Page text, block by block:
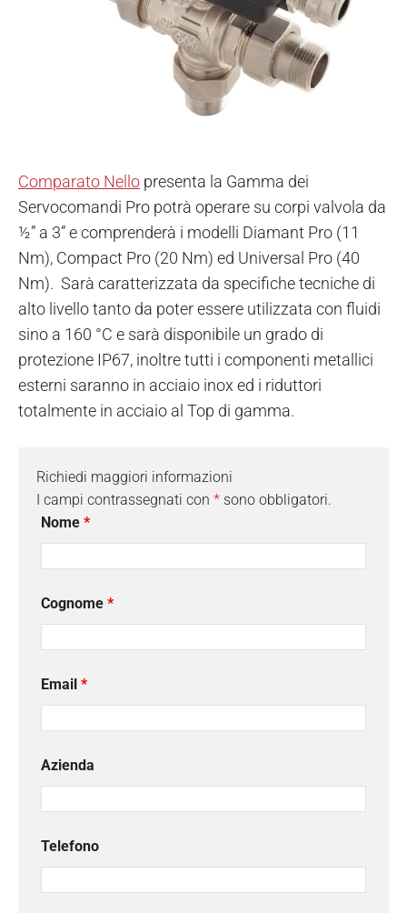
Comparato Nello presenta la Gamma dei
Servocomandi Pro potrà operare su corpi valvola da
½” a 3” e comprenderà i modelli Diamant Pro (11
Nm), Compact Pro (20 Nm) ed Universal Pro (40
Nm). Sarà caratterizzata da specifiche tecniche di
alto livello tanto da poter essere utilizzata con fluidi
sino a 160 °C e sarà disponibile un grado di
protezione IP67, inoltre tutti i componenti metallici
esterni saranno in acciaio inox ed i riduttori
totalmente in acciaio al Top di gamma.
Richiedi maggiori informazioni
I campi contrassegnati con * sono obbligatori.
Nome *
Cognome *
Email *
Azienda
Telefono